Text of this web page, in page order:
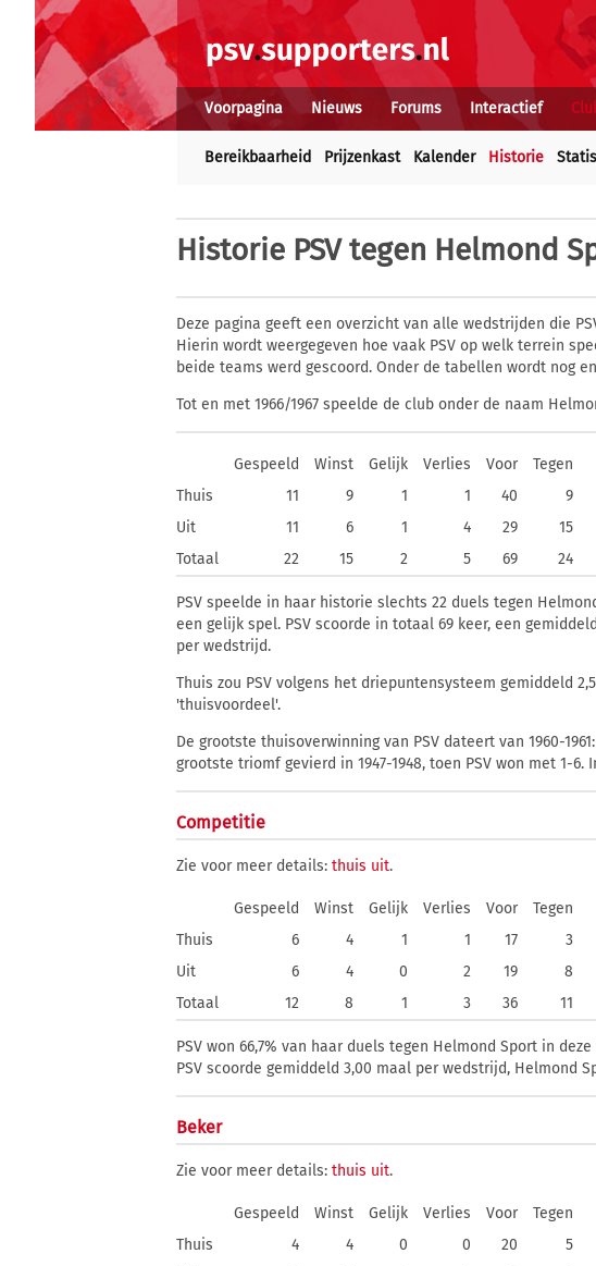
Voorpagina Nieuws Forums Interactief
Bereikbaarheid Prijzenkast Kalender Historie
Historie PSV tegen Helmond
Deze pagina geeft een overzicht van alle wedstrijden die
Hierin wordt weergegeven hoe vaak PSV op welk terrein
beide teams werd gescoord. Onder de tabellen wordt nog
Tot en met 1966/1967 speelde de club onder de naam
Gespeeld Winst Gelijk Verlies Voor
Tegen
Thuis
11 9 1 1 40
9
Uit
11 6 1 4 29
15
Totaal
22 15 2 5 69 24
PSV speelde in haar historie slechts 22 duels tegen
een gelijk spel. PSV scoorde in totaal 69 keer, een
per wedstrijd.
Thuis zou PSV volgens het driepuntensysteem gemiddeld
'thuisvoordeel'.
De grootste thuisoverwinning van PSV dateert van 1960-
grootste triomf gevierd in 1947-1948, toen PSV won met 1-
Competitie
Zie voor meer details: thuis uit.
Gespeeld Winst Gelijk Verlies Voor
Tegen
Thuis
6 4 1 1 17
3
Uit
6 4 0 2 19
8
Totaal
12 8 1 3 36 11
PSV won 66,7% van haar duels tegen Helmond Sport in
PSV scoorde gemiddeld 3,00 maal per wedstrijd, Helmond
Beker
Zie voor meer details: thuis uit.
Gespeeld Winst Gelijk Verlies Voor
Tegen
Thuis
4 4 0 0 20
5